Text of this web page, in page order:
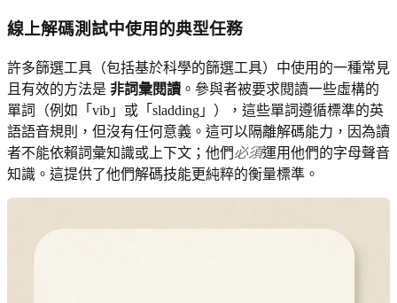
線上解碼測試中使用的典型任務
許多篩選工具（包括基於科學的篩選工具）中使用的一種常見
且有效的方法是 非詞彙閱讀 。參與者被要求閱讀一些虛構的
單詞（例如「vib」或「sladding」），這些單詞遵循標準的英
語語音規則，但沒有任何意義。這可以隔離解碼能力，因為讀
者不能依賴詞彙知識或上下文；他們必須運用他們的字母聲音
知識。這提供了他們解碼技能更純粹的衡量標準。